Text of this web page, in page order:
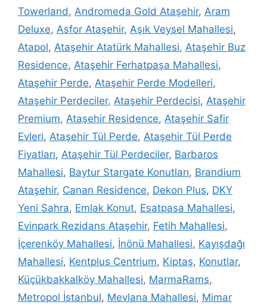
Towerland , Andromeda Gold Ataşehir, Aram
Deluxe, Asfor Ataşehir, Aşık Veysel Mahallesi,
Atapol, Ataşehir Atatürk Mahallesi, Ataşehir Buz
Residence, Ataşehir Ferhatpaşa Mahallesi,
Ataşehir Perde, Ataşehir Perde Modelleri,
Ataşehir Perdeciler, Ataşehir Perdecisi, Ataşehir
Premium, Ataşehir Residence, Ataşehir Safir
Evleri, Ataşehir Tül Perde, Ataşehir Tül Perde
Fiyatları, Ataşehir Tül Perdeciler, Barbaros
Mahallesi, Baytur Stargate Konutları, Brandium
Ataşehir, Canan Residence, Dekon Plus, DKY
Yeni Sahra, Emlak Konut, Esatpasa Mahallesi,
Evinpark Rezidans Ataşehir, Fetih Mahallesi,
İçerenköy Mahallesi, İnönü Mahallesi, Kayışdağı
Mahallesi, Kentplus Centrium, Kiptaş, Konutlar,
Küçükbakkalköy Mahallesi, MarmaRams,
Metropol İstanbul, Mevlana Mahallesi, Mimar